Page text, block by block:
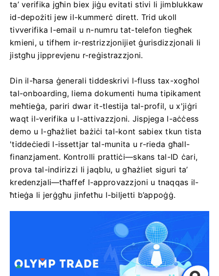
ta’ verifika jgħin biex jiġu evitati stivi li jimblukkaw
id-depożiti jew il-kummerċ dirett. Trid ukoll
tivverifika l-email u n-numru tat-telefon tiegħek
kmieni, u tifhem ir-restrizzjonijiet ġurisdizzjonali li
jistgħu jipprevjenu r-reġistrazzjoni.
Din il-ħarsa ġenerali tiddeskrivi l-fluss tax-xogħol
tal-onboarding, liema dokumenti huma tipikament
meħtieġa, pariri dwar it-tlestija tal-profil, u x'jiġri
waqt il-verifika u l-attivazzjoni. Jispjega l-aċċess
demo u l-għażliet bażiċi tal-kont sabiex tkun tista
'tiddeċiedi l-issettjar tal-munita u r-rieda għall-
finanzjament. Kontrolli prattiċi—skans tal-ID ċari,
prova tal-indirizzi li jaqblu, u għażliet siguri ta’
kredenzjali—tħaffef l-approvazzjoni u tnaqqas il-
ħtieġa li jerġgħu jinfetħu l-biljetti b’appoġġ.